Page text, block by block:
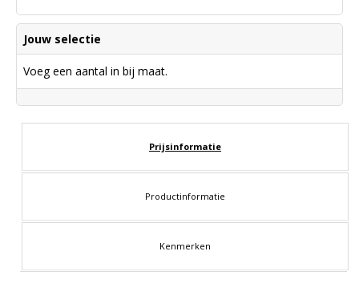
Jouw selectie
Voeg een aantal in bij maat.
Prijsinformatie
Productinformatie
Kenmerken